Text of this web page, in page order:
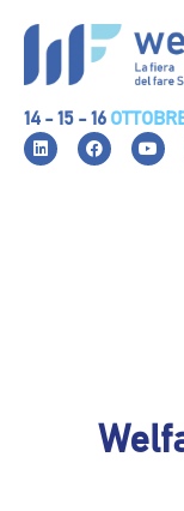
14 - 15 - 16